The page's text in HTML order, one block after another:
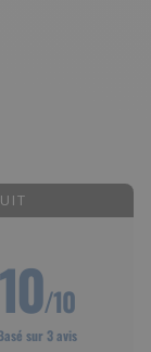
10/10
sur 3 avis